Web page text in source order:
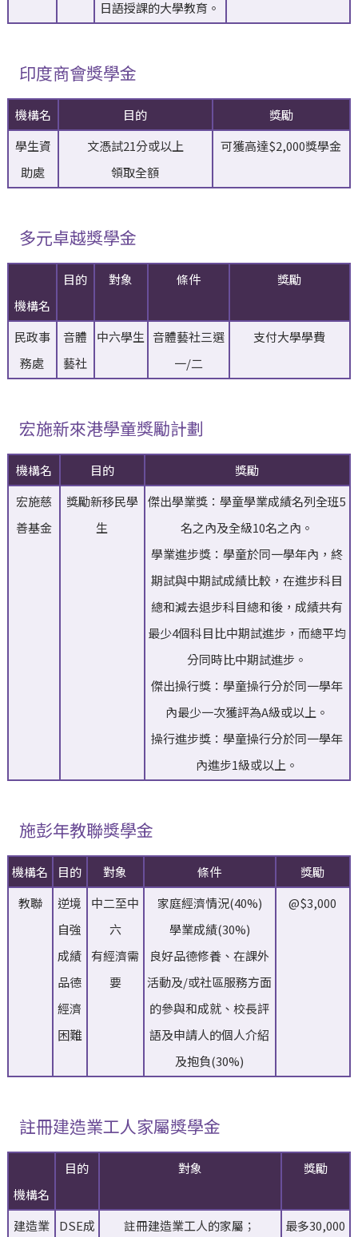
日語授課的大學教育。
印度商會獎學金
機構名 目的
獎勵
學生資
助處
文憑試21分或以上
領取全額
可獲高達$2,000獎學金
多元卓越獎學金
機構名
目的 對象 條件 獎勵
民政事
務處
音體
藝社
中六學生 音體藝社三選
一/二
支付大學學費
宏施新來港學童獎勵計劃
機構名 目的
獎勵
宏施慈
善基金
獎勵新移民學
生
傑出學業獎：學童學業成績名列全班5
名之內及全級10名之內。
學業進步獎：學童於同一學年內，終
期試與中期試成績比較，在進步科目
總和減去退步科目總和後，成績共有
最少4個科目比中期試進步，而總平均
分同時比中期試進步。
傑出操行獎：學童操行分於同一學年
內最少一次獲評為A級或以上。
操行進步獎：學童操行分於同一學年
內進步1級或以上。
施彭年教聯獎學金
機構名 目的 對象 條件
獎勵
教聯
逆境
自強
成績
品德
經濟
困難
中二至中
六
有經濟需
要
家庭經濟情況(40%)
學業成績(30%)
良好品德修養、在課外
活動及/或社區服務方面
的參與和成就、校長評
語及申請人的個人介紹
及抱負(30%)
@$3,000
註冊建造業工人家屬獎學金
機構名
目的 對象 獎勵
建造業
DSE成
註冊建造業工人的家屬；
最多30,000